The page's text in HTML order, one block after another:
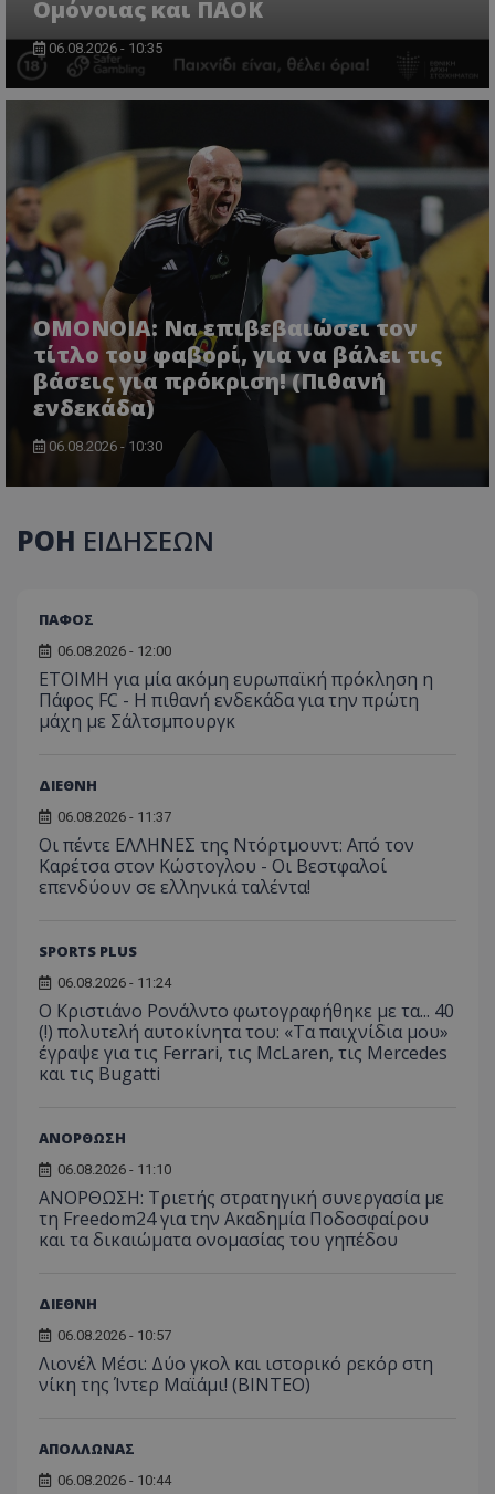
Ομόνοιας και ΠΑΟΚ
06.08.2026 - 10:35
ΟΜΟΝΟΙΑ: Να επιβεβαιώσει τον
τίτλο του φαβορί, για να βάλει τις
βάσεις για πρόκριση! (Πιθανή
ενδεκάδα)
06.08.2026 - 10:30
ΡΟΗ ΕΙΔΗΣΕΩΝ
ΠΑΦΟΣ
06.08.2026 - 12:00
ΕΤΟΙΜΗ για μία ακόμη ευρωπαϊκή πρόκληση η
Πάφος FC - Η πιθανή ενδεκάδα για την πρώτη
μάχη με Σάλτσμπουργκ
ΔΙΕΘΝΗ
06.08.2026 - 11:37
Οι πέντε ΕΛΛΗΝΕΣ της Ντόρτμουντ: Από τον
Καρέτσα στον Κώστογλου - Οι Βεστφαλοί
επενδύουν σε ελληνικά ταλέντα!
SPORTS PLUS
06.08.2026 - 11:24
Ο Κριστιάνο Ρονάλντο φωτογραφήθηκε με τα... 40
(!) πολυτελή αυτοκίνητα του: «Τα παιχνίδια μου»
έγραψε για τις Ferrari, τις McLaren, τις Mercedes
και τις Bugatti
ΑΝΟΡΘΩΣΗ
06.08.2026 - 11:10
ΑΝΟΡΘΩΣΗ: Τριετής στρατηγική συνεργασία με
τη Freedom24 για την Ακαδημία Ποδοσφαίρου
και τα δικαιώματα ονομασίας του γηπέδου
ΔΙΕΘΝΗ
06.08.2026 - 10:57
Λιονέλ Μέσι: Δύο γκολ και ιστορικό ρεκόρ στη
νίκη της Ίντερ Μαϊάμι! (ΒΙΝΤΕΟ)
ΑΠΟΛΛΩΝΑΣ
06.08.2026 - 10:44